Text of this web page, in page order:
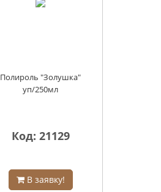
Полироль "Золушка"
уп/250мл
Код: 21129
В заявку!